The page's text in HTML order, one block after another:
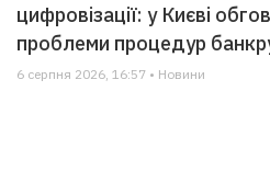
цифровізації: у Києві
проблеми процедур
6 серпня 2026, 16:57 • Новини